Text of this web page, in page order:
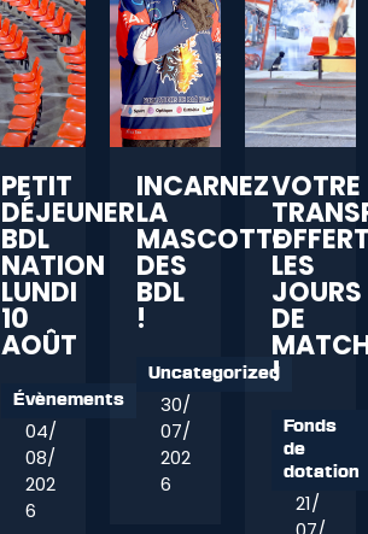
PETIT
DÉJEUNER
BDL
NATION
LUNDI
10
AOÛT
Évènements
04/
08/
202
6
INCARNEZ
LA
MASCOTTE
DES
BDL
!
Uncategorized
30/
07/
202
6
VOTRE
LES
JOURS
DE
!
Fonds
de
dotation
21/